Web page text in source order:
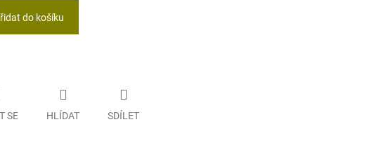
do košíku
SE HLÍDAT SDÍLET